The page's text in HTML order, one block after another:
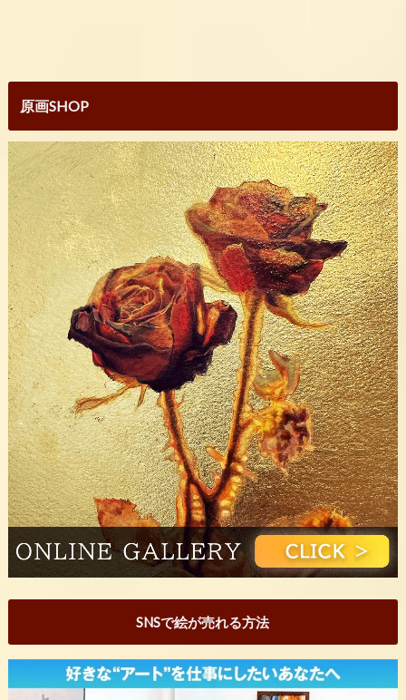
原画SHOP
SNSで絵が売れる方法